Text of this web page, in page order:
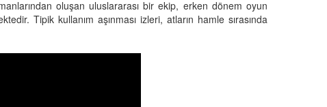
oluşan uluslararası bir ekip, erken dönem oyun
Tipik kullanım aşınması izleri, atların hamle sırasında